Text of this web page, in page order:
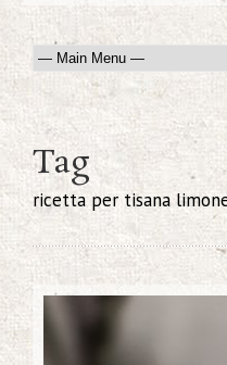
Tag
ricetta per tisana